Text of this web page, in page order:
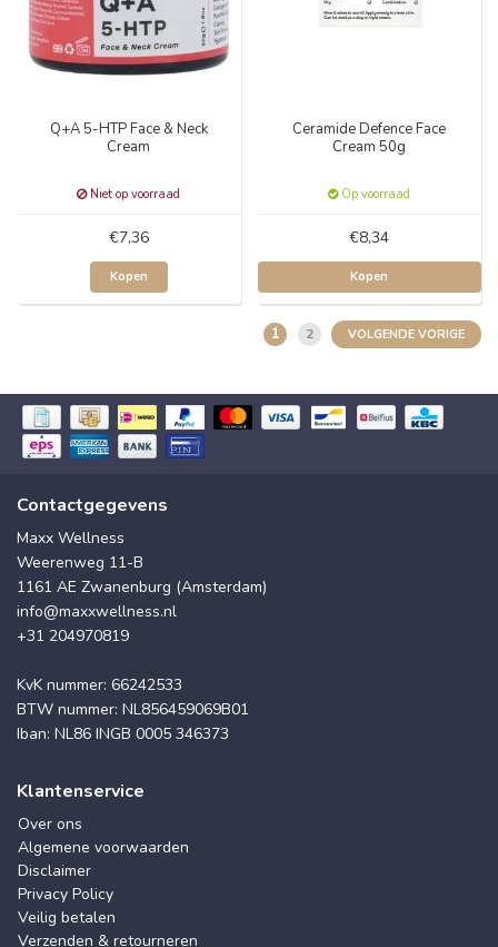
Q+A 5-HTP Face & Neck
Cream
Niet op voorraad
€7,36
Kopen
Ceramide Defence Face
Cream 50g
Op voorraad
€8,34
Kopen
1 2 VOLGENDE VORIGE
Contactgegevens
Maxx Wellness
Weerenweg 11-B
1161 AE Zwanenburg (Amsterdam)
info@maxxwellness.nl
+31 204970819
KvK nummer: 66242533
BTW nummer: NL856459069B01
Iban: NL86 INGB 0005 346373
Klantenservice
Over ons
Algemene voorwaarden
Disclaimer
Privacy Policy
Veilig betalen
Verzenden & retourneren